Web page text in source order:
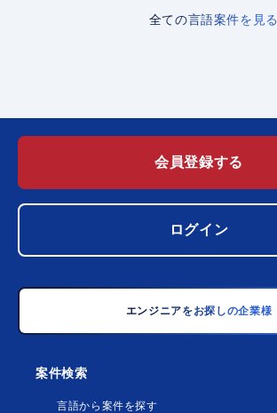
全ての言語案件を見る
会員登録する
ログイン
エンジニアをお探しの企業様
案件検索
言語から案件を探す